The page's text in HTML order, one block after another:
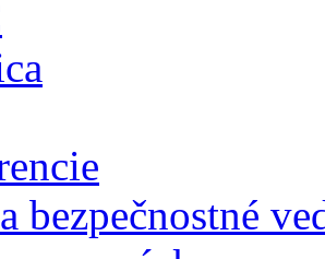
bezpečnostné